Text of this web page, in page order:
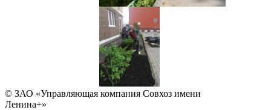
© ЗАО «Управляющая компания Совхоз имени
Ленина+»